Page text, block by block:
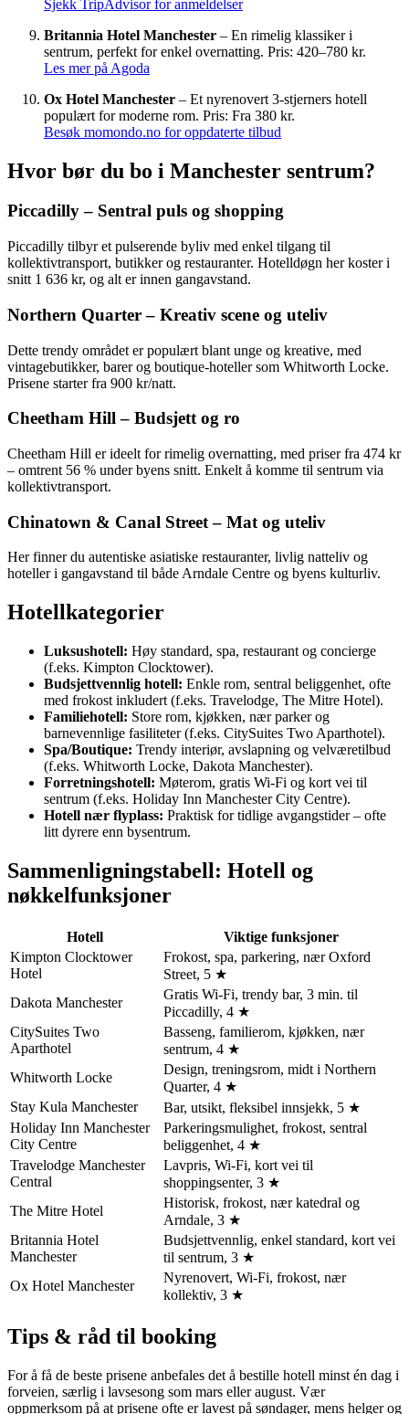
Sjekk TripAdvisor for anmeldelser
Britannia Hotel Manchester – En rimelig klassiker i
sentrum, perfekt for enkel overnatting. Pris: 420–780 kr.
Les mer på Agoda
Ox Hotel Manchester – Et nyrenovert 3-stjerners hotell
populært for moderne rom. Pris: Fra 380 kr.
Besøk momondo.no for oppdaterte tilbud
Hvor bør du bo i Manchester sentrum?
Piccadilly – Sentral puls og shopping
Piccadilly tilbyr et pulserende byliv med enkel tilgang til
kollektivtransport, butikker og restauranter. Hotelldøgn her koster i
snitt 1 636 kr, og alt er innen gangavstand.
Northern Quarter – Kreativ scene og uteliv
Dette trendy området er populært blant unge og kreative, med
vintagebutikker, barer og boutique-hoteller som Whitworth Locke.
Prisene starter fra 900 kr/natt.
Cheetham Hill – Budsjett og ro
Cheetham Hill er ideelt for rimelig overnatting, med priser fra 474 kr
– omtrent 56 % under byens snitt. Enkelt å komme til sentrum via
kollektivtransport.
Chinatown & Canal Street – Mat og uteliv
Her finner du autentiske asiatiske restauranter, livlig natteliv og
hoteller i gangavstand til både Arndale Centre og byens kulturliv.
Hotellkategorier
Luksushotell: Høy standard, spa, restaurant og concierge
(f.eks. Kimpton Clocktower).
Budsjettvennlig hotell: Enkle rom, sentral beliggenhet, ofte
med frokost inkludert (f.eks. Travelodge, The Mitre Hotel).
Familiehotell: Store rom, kjøkken, nær parker og
barnevennlige fasiliteter (f.eks. CitySuites Two Aparthotel).
Spa/Boutique: Trendy interiør, avslapning og velværetilbud
(f.eks. Whitworth Locke, Dakota Manchester).
Forretningshotell: Møterom, gratis Wi-Fi og kort vei til
sentrum (f.eks. Holiday Inn Manchester City Centre).
Hotell nær flyplass: Praktisk for tidlige avgangstider – ofte
litt dyrere enn bysentrum.
Sammenligningstabell: Hotell og
nøkkelfunksjoner
Hotell
Viktige funksjoner
Kimpton Clocktower
Hotel
Frokost, spa, parkering, nær Oxford
Street, 5 ★
Dakota Manchester
Gratis Wi-Fi, trendy bar, 3 min. til
Piccadilly, 4 ★
CitySuites Two
Aparthotel
Basseng, familierom, kjøkken, nær
sentrum, 4 ★
Whitworth Locke
Design, treningsrom, midt i Northern
Quarter, 4 ★
Stay Kula Manchester
Bar, utsikt, fleksibel innsjekk, 5 ★
Holiday Inn Manchester
City Centre
Parkeringsmulighet, frokost, sentral
beliggenhet, 4 ★
Travelodge Manchester
Central
Lavpris, Wi-Fi, kort vei til
shoppingsenter, 3 ★
The Mitre Hotel
Historisk, frokost, nær katedral og
Arndale, 3 ★
Britannia Hotel
Manchester
Budsjettvennlig, enkel standard, kort vei
til sentrum, 3 ★
Ox Hotel Manchester
Nyrenovert, Wi-Fi, frokost, nær
kollektiv, 3 ★
Tips & råd til booking
For å få de beste prisene anbefales det å bestille hotell minst én dag i
forveien, særlig i lavsesong som mars eller august. Vær
oppmerksom på at prisene ofte er lavest på søndager, mens helger og